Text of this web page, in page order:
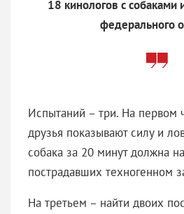
18 кинологов с собаками
федерального
Испытаний – три. На первом
друзья показывают силу и
собака за 20 минут должна
пострадавших техногенном
На третьем – найти двоих